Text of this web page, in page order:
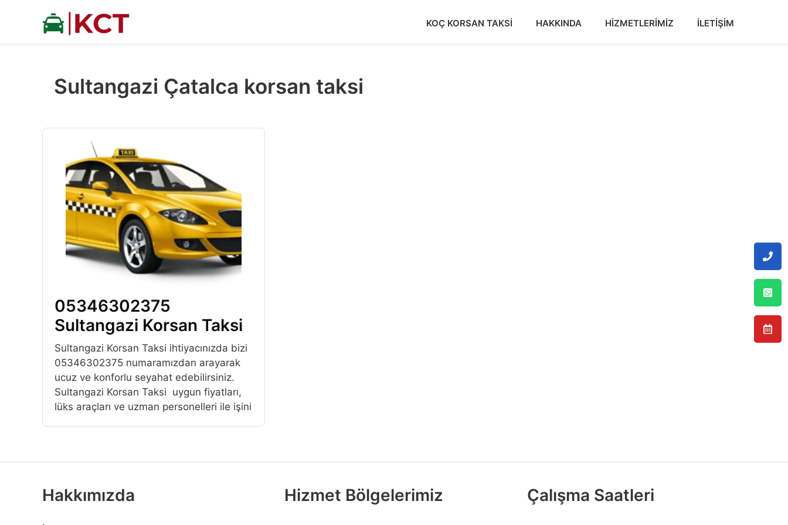
KOÇ KORSAN TAKSI HAKKINDA HIZMETLERIMIZ İLETIŞIM
Sultangazi Çatalca korsan taksi
05346302375
Sultangazi Korsan Taksi
Sultangazi Korsan Taksi ihtiyacınızda bizi
05346302375 numaramızdan arayarak
ucuz ve konforlu seyahat edebilirsiniz.
Sultangazi Korsan Taksi uygun fiyatları,
lüks araçları ve uzman personelleri ile işini
Hakkımızda Hizmet Bölgelerimiz Çalışma Saatleri